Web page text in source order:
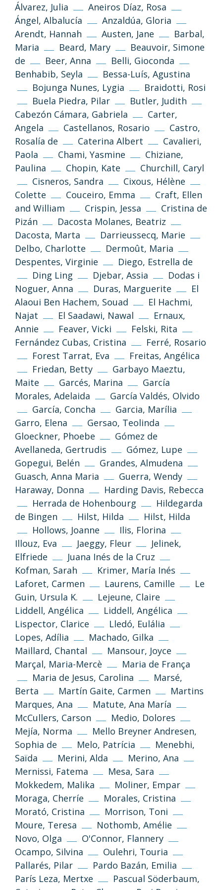
Álvarez, Julia
Aneiros Díaz, Rosa
Ángel, Albalucía
Anzaldúa, Gloria
Arendt, Hannah
Austen, Jane
Barbal,
Maria
Beard, Mary
Beauvoir, Simone
de
Beer, Anna
Belli, Gioconda
Benhabib, Seyla
Bessa-Luís, Agustina
Bojunga Nunes, Lygia
Braidotti, Rosi
Buela Piedra, Pilar
Butler, Judith
Cabezón Cámara, Gabriela
Carter,
Angela
Castellanos, Rosario
Castro,
Rosalía de
Caterina Albert
Cavalieri,
Paola
Chami, Yasmine
Chiziane,
Paulina
Chopin, Kate
Churchill, Caryl
Cisneros, Sandra
Cixous, Hélène
Colette
Couceiro, Emma
Craft, Ellen
and William
Crispin, Jessa
Cristina de
Pizán
Dacosta Molanes, Beatriz
Dacosta, Marta
Darrieussecq, Marie
Delbo, Charlotte
Dermoût, Maria
Despentes, Virginie
Diego, Estrella de
Ding Ling
Djebar, Assia
Dodas i
Noguer, Anna
Duras, Marguerite
El
Alaoui Ben Hachem, Souad
El Hachmi,
Najat
El Saadawi, Nawal
Ernaux,
Annie
Feaver, Vicki
Felski, Rita
Fernández Cubas, Cristina
Ferré, Rosario
Forest Tarrat, Eva
Freitas, Angélica
Friedan, Betty
Garbayo Maeztu,
Maite
Garcés, Marina
García
Morales, Adelaida
García Valdés, Olvido
García, Concha
Garcia, Marília
Garro, Elena
Gersao, Teolinda
Gloeckner, Phoebe
Gómez de
Avellaneda, Gertrudis
Gómez, Lupe
Gopegui, Belén
Grandes, Almudena
Guasch, Anna Maria
Guerra, Wendy
Haraway, Donna
Harding Davis, Rebecca
Herrada de Hohenbourg
Hildegarda
de Bingen
Hilst, Hilda
Hilst, Hilda
Hollows, Joanne
Ilis, Florina
Illouz, Eva
Jaeggy, Fleur
Jelinek,
Elfriede
Juana Inés de la Cruz
Kofman, Sarah
Krimer, María Inés
Laforet, Carmen
Laurens, Camille
Le
Guin, Ursula K.
Lejeune, Claire
Liddell, Angélica
Liddell, Angélica
Lispector, Clarice
Lledó, Eulália
Lopes, Adília
Machado, Gilka
Maillard, Chantal
Mansour, Joyce
Marçal, Maria-Mercè
Maria de França
Maria de Jesus, Carolina
Marsé,
Berta
Martín Gaite, Carmen
Martins
Marques, Ana
Matute, Ana María
McCullers, Carson
Medio, Dolores
Mejía, Norma
Mello Breyner Andresen,
Sophia de
Melo, Patrícia
Menebhi,
Saïda
Merini, Alda
Merino, Ana
Mernissi, Fatema
Mesa, Sara
Mokkedem, Malika
Moliner, Empar
Moraga, Cherríe
Morales, Cristina
Morató, Cristina
Morrison, Toni
Moure, Teresa
Nothomb, Amélie
Novo, Olga
O'Connor, Flannery
Ocampo, Silvina
Oulehri, Touria
Pallarés, Pilar
Pardo Bazán, Emilia
París Leza, Mertxe
Pascual Söderbaum,
(CC-BY-NC-SA 3.0)
Go Top
Unless otherwise stated, the texts and
images on this website are published under
the Creative Commons 3.0 Attribution–
NonCommercial–ShareAlike (CC BY-NC-SA
3.0) license.
Information and standards
Privacy Policy Legal Notice
Cookies Policy